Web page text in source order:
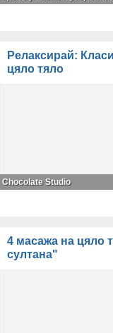
Релаксирай:
цяло тяло
Chocolate Studio
4 масажа на цяло
султана"